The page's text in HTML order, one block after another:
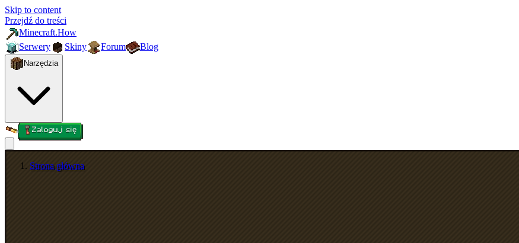
Skip to content
Przejdź do treści
Minecraft.How
Serwery
Skiny Forum Blog
Narzędzia
Zaloguj się
Strona główna